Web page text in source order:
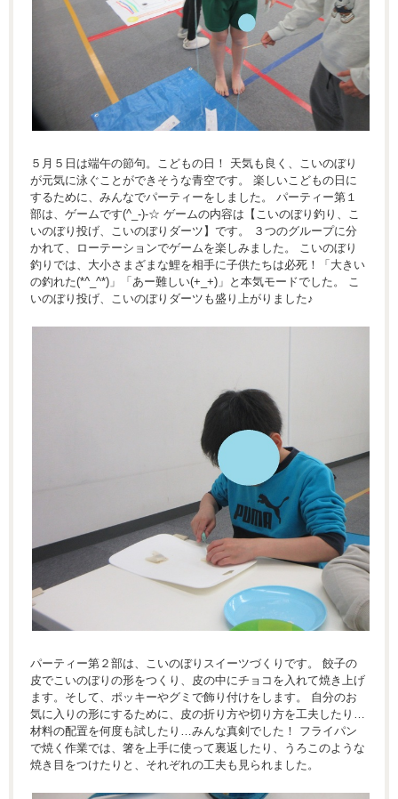
５月５日は端午の節句。こどもの日！ 天気も良く、こいのぼり
が元気に泳ぐことができそうな青空です。 楽しいこどもの日に
するために、みんなでパーティーをしました。 パーティー第１
部は、ゲームです(^_-)-☆ ゲームの内容は【こいのぼり釣り、こ
いのぼり投げ、こいのぼりダーツ】です。 ３つのグループに分
かれて、ローテーションでゲームを楽しみました。 こいのぼり
釣りでは、大小さまざまな鯉を相手に子供たちは必死！「大きい
の釣れた(*^_^*)」「あー難しい(+_+)」と本気モードでした。 こ
いのぼり投げ、こいのぼりダーツも盛り上がりました♪
パーティー第２部は、こいのぼりスイーツづくりです。 餃子の
皮でこいのぼりの形をつくり、皮の中にチョコを入れて焼き上げ
ます。そして、ポッキーやグミで飾り付けをします。 自分のお
気に入りの形にするために、皮の折り方や切り方を工夫したり…
材料の配置を何度も試したり…みんな真剣でした！ フライパン
で焼く作業では、箸を上手に使って裏返したり、うろこのような
焼き目をつけたりと、それぞれの工夫も見られました。